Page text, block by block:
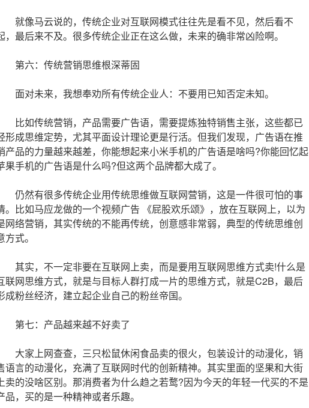
就像马云说的，传统企业对互联网模式往往先是看不见，然后看不
，最后来不及。很多传统企业正在这么做，未来的确非常凶险啊。
第六：传统营销思维根深蒂固
面对未来，我想奉劝所有传统企业人：不要用已知否定未知。
比如传统营销，产品需要广告语，需要提炼独特销售主张，这些都已
形成思维定势，尤其平面设计理论更是行活。但我们发现，广告语在推
产品的力量越来越差，你能想起来小米手机的广告语是啥吗?你能回忆起
果手机的广告语是什么吗?但这两个品牌都大成了。
仍然有很多传统企业用传统思维做互联网营销，这是一件很可怕的事
。比如马应龙做的一个视频广告 《屁股欢乐颂》，放在互联网上，以为
网络营销，其实传统的不能再传统，创意感非常弱，典型的传统思维创
方式。
其实，不一定非要在互联网上卖，而是要用互联网思维方式卖!什么是
联网思维方式，就是与目标人群打成一片的思维方式，就是C2B，最后
成粉丝经济，建立起企业自己的粉丝帝国。
第七：产品越来越不好卖了
大家上网查查，三只松鼠休闲食品卖的很火，包装设计的动漫化，销
语言的动漫化，充满了互联网时代的创新精神。其实里面的坚果和大街
卖的没啥区别。那消费者为什么趋之若鹜?因为今天的年轻一代买的不是
品，买的是一种精神或者乐趣。